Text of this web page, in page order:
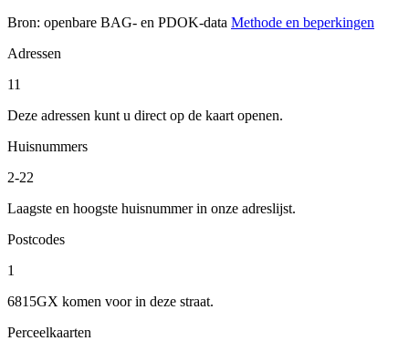
Bron: openbare BAG- en PDOK-data Methode en beperkingen
Adressen
11
Deze adressen kunt u direct op de kaart openen.
Huisnummers
2-22
Laagste en hoogste huisnummer in onze adreslijst.
Postcodes
1
6815GX komen voor in deze straat.
Perceelkaarten